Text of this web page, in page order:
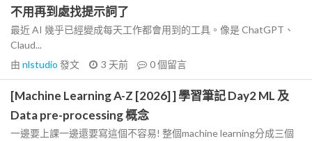
不用再到處找提示詞了
最近 AI 幾乎已經變成每天工作都會用到的工具。像是 ChatGPT、
Claud...
由 nlstudio 發文 3 天前 0個留言
[Machine Learning A-Z [2026] ] 學習筆記 Day2 ML 及
Data pre-processing 概念
一邊要上課一邊還要寫這個不容易! 整個machine learning分成三個